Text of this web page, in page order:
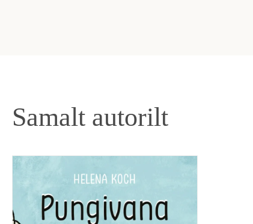
Samalt autorilt